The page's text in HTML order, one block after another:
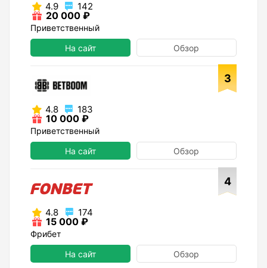
4.9 142
20 000 ₽
Приветственный
На сайт
Обзор
3
4.8 183
10 000 ₽
Приветственный
На сайт
Обзор
4
4.8 174
15 000 ₽
Фрибет
На сайт
Обзор